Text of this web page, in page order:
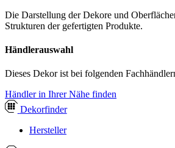
Die Darstellung der Dekore und
Strukturen der gefertigten Produkte.
Händlerauswahl
Dieses Dekor ist bei folgenden
Händler in Ihrer Nähe finden
Dekorfinder
Hersteller